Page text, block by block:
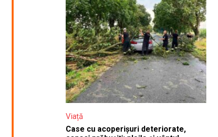
Viață
Case cu acoperișuri deteriorate,